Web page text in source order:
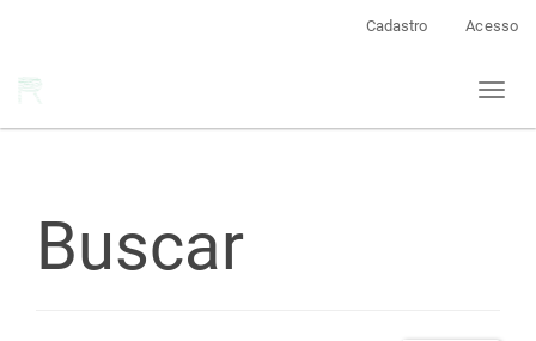
Cadastro Acesso
Toggle
Buscar